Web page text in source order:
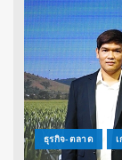
ธุรกิจ-ตลาด